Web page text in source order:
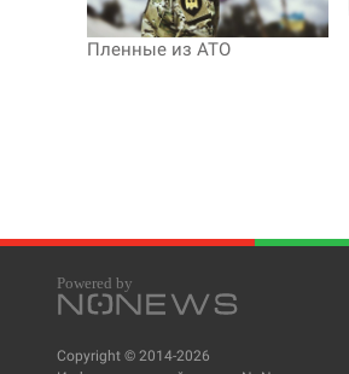
Пленные из АТО
Copyright © 2014-2026